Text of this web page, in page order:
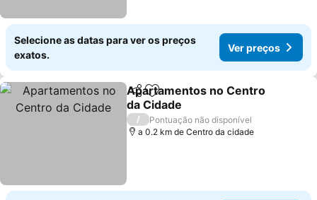
Selecione as datas para ver os preços
exatos.
Ver preços
PartilharAdicionar aos favoritos
Apartamentos no Centro
da Cidade
/
Pontuação não disponível
a 0.2 km de Centro da cidade